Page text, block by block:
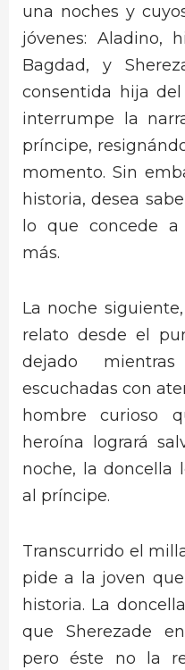
una noches y
jóvenes: Aladino,
Bagdad, y
consentida hija
interrumpe la
príncipe,
momento. Sin
historia, desea
lo que concede a
más.
La noche
relato desde el
dejado
escuchadas con
hombre curioso
heroína logrará
noche, la doncella
al príncipe.
Transcurrido el
pide a la joven
historia. La
que Sherezade
pero éste no la